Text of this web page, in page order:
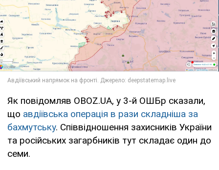
Як повідомляв OBOZ.UA, у 3-й ОШБр сказали,
що авдіївська операція в рази складніша за
бахмутську. Співвідношення захисників України
та російських загарбників тут складає один до
семи.